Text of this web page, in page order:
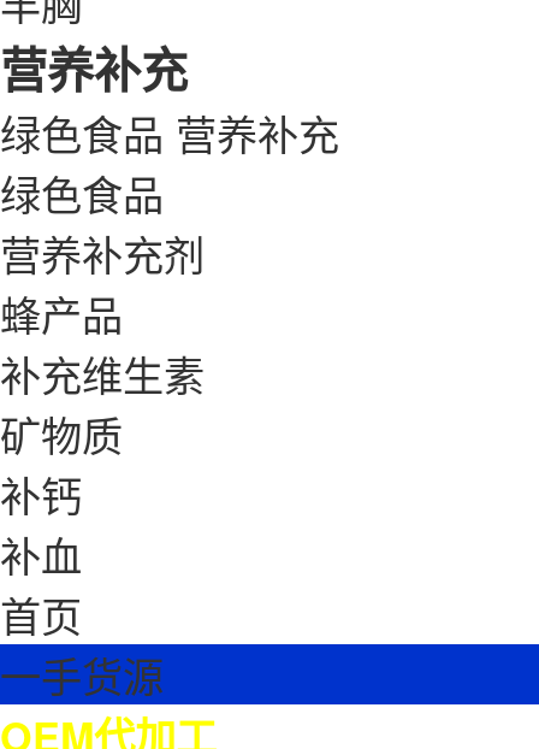
营养补充
绿色食品 营养补充
绿色食品
营养补充剂
蜂产品
补充维生素
矿物质
补钙
补血
首页
一手货源
OEM代加工